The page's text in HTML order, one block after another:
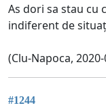
As dori sa stau cu
indiferent de
(Clu-Napoca,
#1244